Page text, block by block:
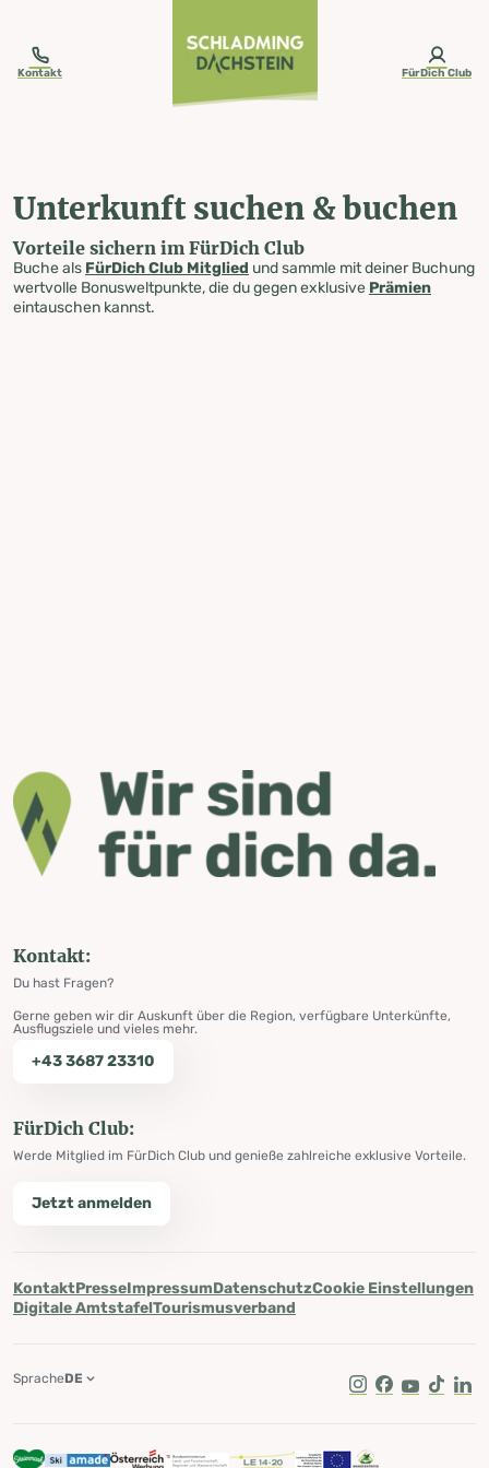
Kontakt FürDich Club
Unterkunft suchen & buchen
Vorteile sichern im FürDich Club
Buche als FürDich Club Mitglied und sammle mit deiner Buchung
wertvolle Bonusweltpunkte, die du gegen exklusive Prämien
eintauschen kannst.
Kontakt:
Du hast Fragen?
Gerne geben wir dir Auskunft über die Region, verfügbare Unterkünfte,
Ausflugsziele und vieles mehr.
+43 3687 23310
FürDich Club:
Werde Mitglied im FürDich Club und genieße zahlreiche exklusive Vorteile.
Jetzt anmelden
KontaktPresseImpressumDatenschutzCookie Einstellungen
Digitale AmtstafelTourismusverband
Instagram
Facebook
Youtube
Tik Tok
SpracheDE